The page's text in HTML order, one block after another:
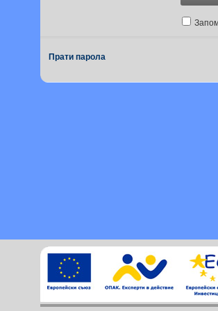
Прати парола